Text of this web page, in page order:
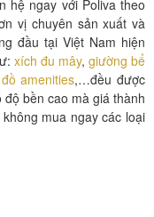
hệ ngay với Poliva theo
vị chuyên sản xuất và
đầu tại Việt Nam hiện
xích đu mây, giường bể
đồ amenities,…đều được
bền cao mà giá thành
mua ngay các loại